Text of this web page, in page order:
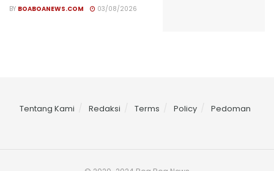
BY BOABOANEWS.COM 03/08/2026
Tentang Kami Redaksi Terms Policy Pedoman